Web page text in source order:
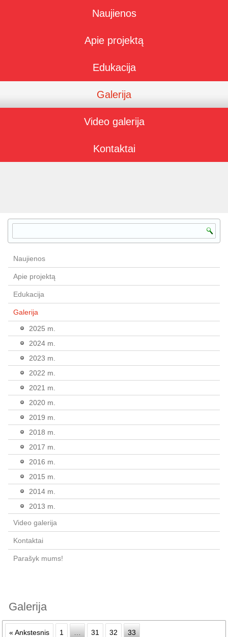
Naujienos
Apie projektą
Edukacija
Galerija
Video galerija
Kontaktai
Naujienos
Apie projektą
Edukacija
Galerija
2025 m.
2024 m.
2023 m.
2022 m.
2021 m.
2020 m.
2019 m.
2018 m.
2017 m.
2016 m.
2015 m.
2014 m.
2013 m.
Video galerija
Kontaktai
Parašyk mums!
Galerija
« Ankstesnis 1 31 32 33